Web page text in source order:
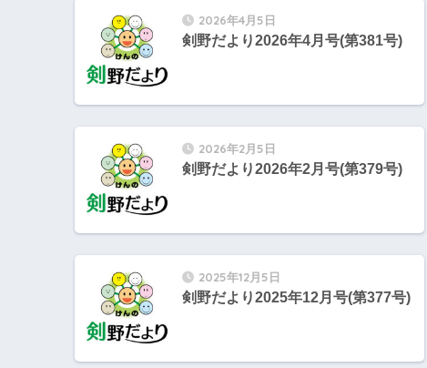
2026年4月5日
剣野だより2026年4月号(第381号)
2026年2月5日
剣野だより2026年2月号(第379号)
2025年12月5日
剣野だより2025年12月号(第377号)